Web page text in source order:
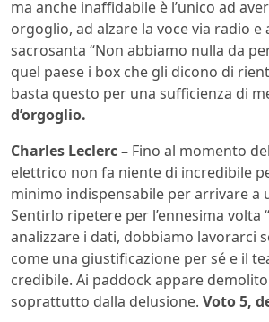
ma anche inaffidabile è l’unico ad
orgoglio, ad alzare la voce via radio e
sacrosanta “Non abbiamo nulla da
quel paese i box che gli dicono di
basta questo per una sufficienza di
d’orgoglio.
Charles Leclerc – Fino al momento
elettrico non fa niente di incredibile
minimo indispensabile per arrivare a
Sentirlo ripetere per l’ennesima volta
analizzare i dati, dobbiamo lavorarci
come una giustificazione per sé e il
credibile. Ai paddock appare
soprattutto dalla delusione. Voto 5,